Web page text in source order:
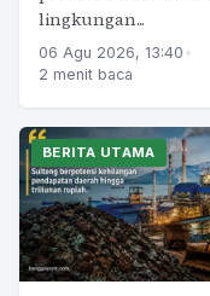
lingkungan...
06 Agu 2026, 13:40 •
2 menit baca
BERITA UTAMA